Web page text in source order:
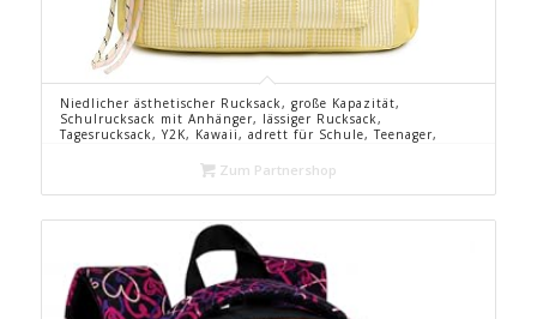
Niedlicher ästhetischer Rucksack, große Kapazität,
Schulrucksack mit Anhänger, lässiger Rucksack,
Tagesrucksack, Y2K, Kawaii, adrett für Schule, Teenager,
Zum Partnershop